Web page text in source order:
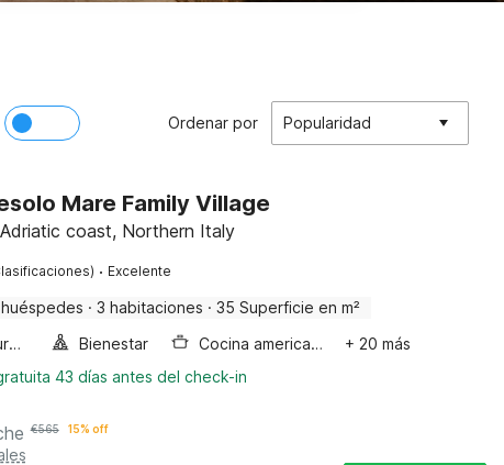
Ordenar por Popularidad
Mare Family Village
coast, Northern Italy
· Excelente
· 3 habitaciones · 35 Superficie en m²
Bañera de burbujas
Bienestar Cocina americana
+ 20 más
43 días antes del check-in
€565 15% off